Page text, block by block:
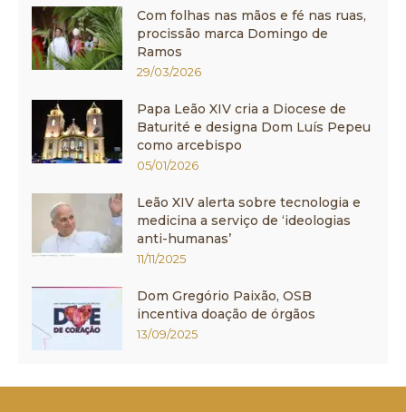
Com folhas nas mãos e fé nas ruas,
procissão marca Domingo de
Ramos
29/03/2026
Papa Leão XIV cria a Diocese de
Baturité e designa Dom Luís Pepeu
como arcebispo
05/01/2026
Leão XIV alerta sobre tecnologia e
medicina a serviço de ‘ideologias
anti-humanas’
11/11/2025
Dom Gregório Paixão, OSB
incentiva doação de órgãos
13/09/2025